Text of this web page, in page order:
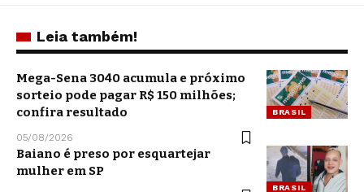
Leia também!
BRASIL
Mega-Sena 3040 acumula e próximo
sorteio pode pagar R$ 150 milhões;
confira resultado
05/08/2026
BRASIL
Baiano é preso por esquartejar
mulher em SP